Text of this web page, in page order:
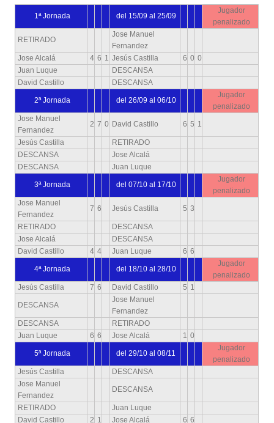
1ª Jornada del 15/09 al 25/09
Jugador
penalizado
RETIRADO
Jose Manuel
Fernandez
Jose Alcalá
4 6 1 Jesús Castilla 6 0 0
Juan Luque
DESCANSA
David Castillo
DESCANSA
2ª Jornada del 26/09 al 06/10
Jugador
penalizado
Jose Manuel
Fernandez
2 7 0 David Castillo 6 5 1
Jesús Castilla
RETIRADO
DESCANSA
Jose Alcalá
DESCANSA
Juan Luque
3ª Jornada del 07/10 al 17/10
Jugador
penalizado
Jose Manuel
Fernandez
7 6 Jesús Castilla 5 3
RETIRADO
DESCANSA
Jose Alcalá
DESCANSA
David Castillo
4 4 Juan Luque 6 6
4ª Jornada del 18/10 al 28/10
Jugador
penalizado
Jesús Castilla
7 6 David Castillo 5 1
DESCANSA
Jose Manuel
Fernandez
DESCANSA
RETIRADO
Juan Luque
6 6 Jose Alcalá 1 0
5ª Jornada del 29/10 al 08/11
Jugador
penalizado
Jesús Castilla
DESCANSA
Jose Manuel
Fernandez
DESCANSA
RETIRADO
Juan Luque
David Castillo
2 1 Jose Alcalá 6 6